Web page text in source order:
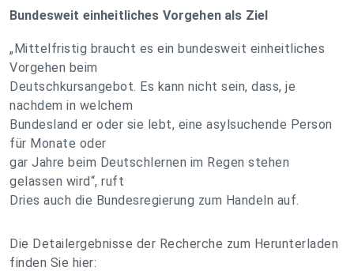
Bundesweit einheitliches Vorgehen als Ziel
„Mittelfristig braucht es ein bundesweit einheitliches
Vorgehen beim
Deutschkursangebot. Es kann nicht sein, dass, je
nachdem in welchem
Bundesland er oder sie lebt, eine asylsuchende Person
für Monate oder
gar Jahre beim Deutschlernen im Regen stehen
gelassen wird“, ruft
Dries auch die Bundesregierung zum Handeln auf.
Die Detailergebnisse der Recherche zum Herunterladen
finden Sie hier: